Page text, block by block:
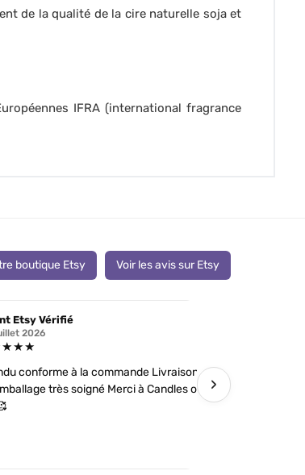
de la qualité de la cire naturelle soja et
IFRA (international fragrance
boutique Etsy Voir les avis sur Etsy
Etsy Vérifié
2026
conforme à la commande Livraison
très soigné Merci à Candles of
›